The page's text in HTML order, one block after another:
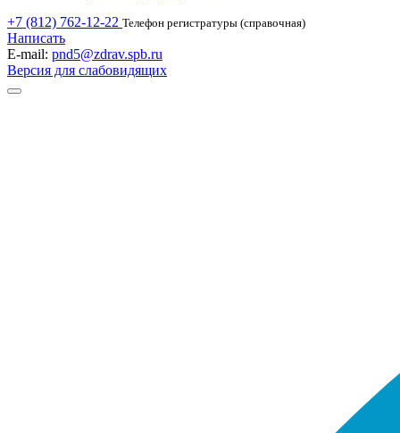
+7 (812) 762-12-22 Телефон регистратуры (справочная)
Написать
E-mail: pnd5@zdrav.spb.ru
Версия для слабовидящих